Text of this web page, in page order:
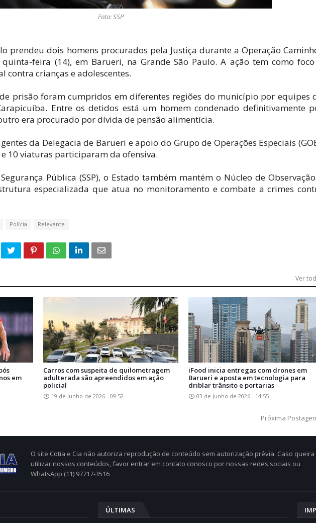
Foto: SSP
prendeu dois homens procurados pela Justiça durante a Operação
quinta-feira (14), em Barueri, na Grande São Paulo. A ação tem como
contra crianças e adolescentes.
prisão foram cumpridos em diferentes regiões do município por equipes
Entre os detidos está um homem condenado definitivamente
era procurado por dívida de pensão alimentícia.
da Delegacia de Barueri e apoio do Grupo de Operações Especiais
10 viaturas participaram da ofensiva.
Pública (SSP), o Estado também mantém o Núcleo de
especializada que atua no monitoramento e combate a crimes
Polícia Relevante
Ver
em
Carros com suspeita de quilometragem
adulterada são apreendidos em ação
policial
19 de Junho de 2026 - 09:52
iFood inicia entregas com drones em
Barueri e aposta em tecnologia para
driblar trânsito e portarias
03 de Junho de 2026 - 14:55
Próxima
O site Cotia e Cia não autoriza reprodução de conteúdo sem autorização prévia. Caso queira
utilizar nossos conteúdos, favor entrar em contato conosco por nossas redes sociais ou
WhatsApp (11) 97717-3516
ÚLTIMAS